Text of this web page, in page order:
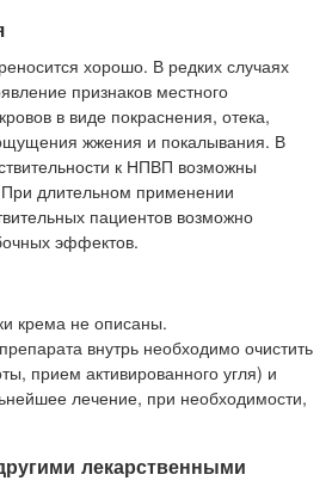
хорошо. В редких случаях
признаков местного
в виде покраснения, отека,
жжения и покалывания. В
к НПВП возможны
длительном применении
пациентов возможно
эффектов.
крема не описаны.
внутрь необходимо очистить
прием активированного угля) и
лечение, при необходимости,
лекарственными